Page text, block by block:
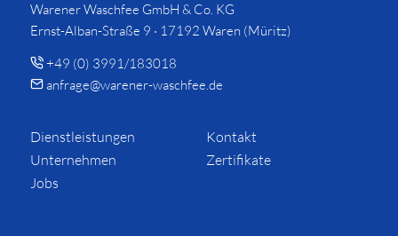
Warener Waschfee GmbH & Co. KG
Ernst-Alban-Straße 9 · 17192 Waren (Müritz)
+49 (0) 3991/183018
anfrage@warener-waschfee.de
Dienstleistungen
Unternehmen
Jobs
Kontakt
Zertifikate